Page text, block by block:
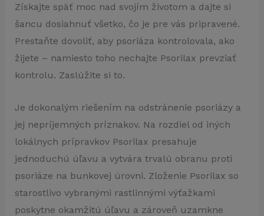
Získajte späť moc nad svojím životom a dajte si
šancu dosiahnuť všetko, čo je pre vás pripravené.
Prestaňte dovoliť, aby psoriáza kontrolovala, ako
žijete – namiesto toho nechajte Psorilax prevziať
kontrolu. Zaslúžite si to.
Je dokonalým riešením na odstránenie psoriázy a
jej nepríjemných príznakov. Na rozdiel od iných
lokálnych prípravkov Psorilax presahuje
jednoduchú úľavu a vytvára trvalú obranu proti
psoriáze na bunkovej úrovni. Zloženie Psorilax so
starostlivo vybranými rastlinnými výťažkami
poskytne okamžitú úľavu a zároveň uzamkne